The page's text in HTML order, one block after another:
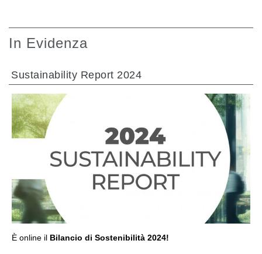
Servocomandi
Componenti Elettronici per Sistemi di Controllo
Scambiatori di calore
In Evidenza
Sustainability Report 2024
È online il Bilancio di Sostenibilità 2024!
VAI ALLA SEZIONE